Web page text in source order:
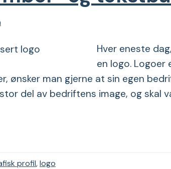
Hver eneste
en logo. Logoer
ønsker man gjerne at sin egen
del av bedriftens image, og skal
profil,logo